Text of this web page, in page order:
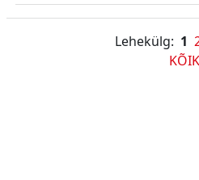
Lehekülg: 1
KÕIK